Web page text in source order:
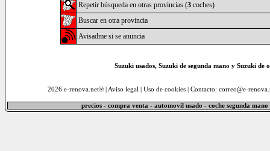
Repetir búsqueda en otras provincias (3coches)
Buscar en otra provincia
Avisadme si se anuncia
Suzuki usados, Suzuki de segunda mano y Suzuki de
2026 e-renova.net® | Aviso legal Uso de cookies| Contacto: correo@e-
precios - compra venta - automovil usado - coche segunda mano